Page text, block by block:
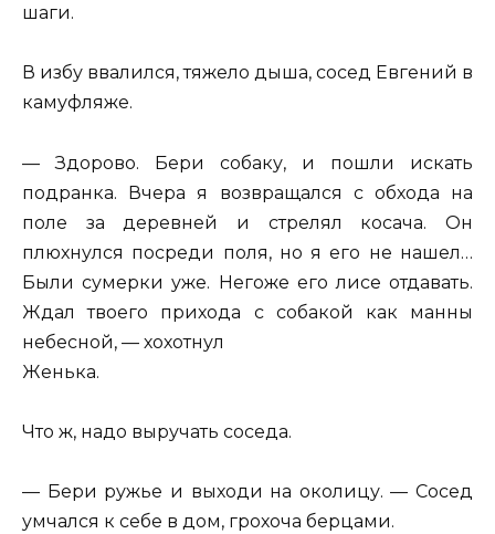
шаги.
В избу ввалился, тяжело дыша, сосед Евгений в
камуфляже.
— Здорово. Бери собаку, и пошли искать
подранка. Вчера я возвращался с обхода на
поле за деревней и стрелял косача. Он
плюхнулся посреди поля, но я его не нашел…
Были сумерки уже. Негоже его лисе отдавать.
Ждал твоего прихода с собакой как манны
небесной, — хохотнул
Женька.
Что ж, надо выручать соседа.
— Бери ружье и выходи на околицу. — Сосед
умчался к себе в дом, грохоча берцами.